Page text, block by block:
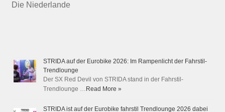
Die Niederlande
STRIDA auf der Eurobike 2026: Im Rampenlicht der Fahrstil-
Trendlounge
Der SX Red Devil von STRIDA stand in der Fahrstil-
Trendlounge …Read More »
STRIDA ist auf der Eurobike fahrstil Trendlounge 2026 dabei